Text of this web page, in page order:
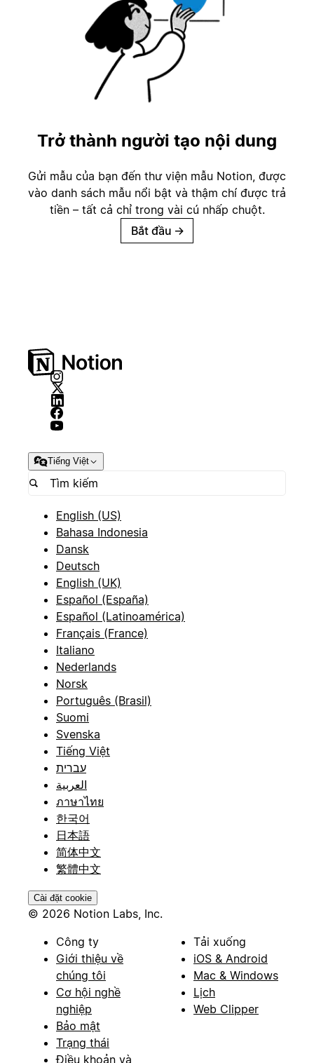
Trở thành người tạo nội dung
Gửi mẫu của bạn đến thư viện mẫu Notion, được
vào danh sách mẫu nổi bật và thậm chí được trả
tiền – tất cả chỉ trong vài cú nhấp chuột.
Bắt đầu →
Tiếng Việt
English (US)
Bahasa Indonesia
Dansk
Deutsch
English (UK)
Español (España)
Español (Latinoamérica)
Français (France)
Italiano
Nederlands
Norsk
Português (Brasil)
Suomi
Svenska
Tiếng Việt
עברית
العربية
ภาษาไทย
한국어
日本語
简体中文
繁體中文
Cài đặt cookie
© 2026 Notion Labs, Inc.
Công ty
Giới thiệu về
chúng tôi
Cơ hội nghề
nghiệp
Bảo mật
Trạng thái
Điều khoản và
Tải xuống
iOS & Android
Mac & Windows
Lịch
Web Clipper